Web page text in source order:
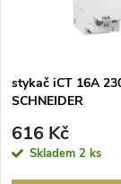
stykač iCT 16A
SCHNEIDER
616 Kč
Skladem 2 ks